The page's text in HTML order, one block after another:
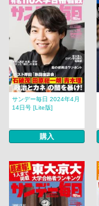
サンデー毎日 2024年4月
14日号 [Lite版]
購入